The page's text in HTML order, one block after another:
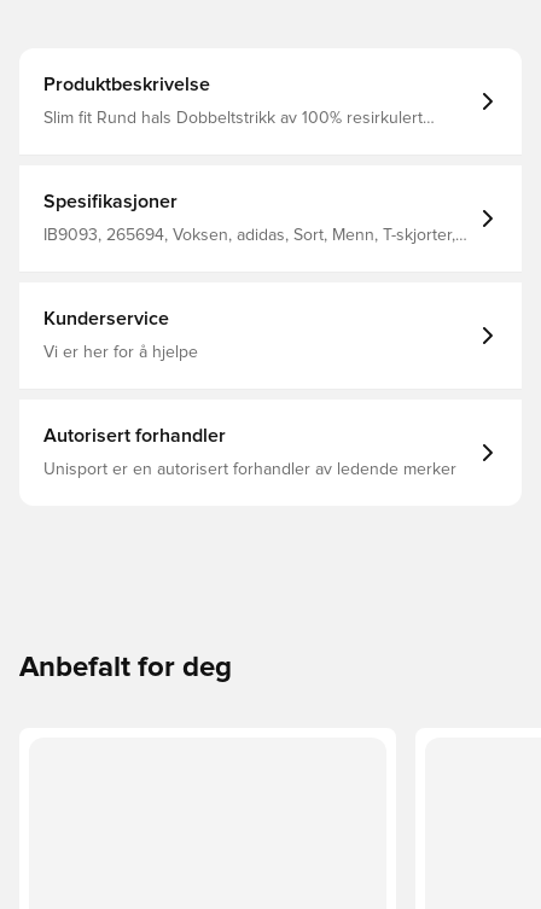
Produktbeskrivelse
Slim fit Rund hals Dobbeltstrikk av 100% resirkulert
Spesifikasjoner
IB9093, 265694, Voksen, adidas, Sort, Menn, T-skjorter,
Kunderservice
Vi er her for å hjelpe
Autorisert forhandler
Unisport er en autorisert forhandler av ledende merker
Anbefalt for deg